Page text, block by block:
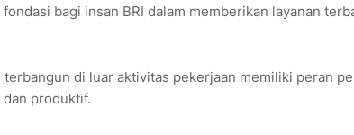
bagi insan BRI dalam memberikan layanan
di luar aktivitas pekerjaan memiliki peran
produktif.